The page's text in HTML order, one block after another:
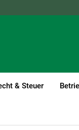
& Steuer